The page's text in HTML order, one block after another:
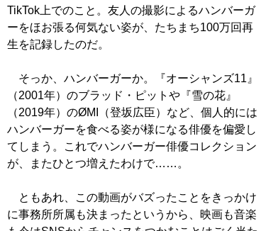
TikTok上でのこと。友人の撮影によるハンバーガ
ーをほお張る何気ない姿が、たちまち100万回再
生を記録したのだ。
そっか、ハンバーガーか。『オーシャンズ11』
（2001年）のブラッド・ピットや『雪の花』
（2019年）のØMI（登坂広臣）など、個人的には
ハンバーガーを食べる姿が様になる俳優を偏愛し
てしまう。これでハンバーガー俳優コレクション
が、またひとつ増えたわけで……。
ともあれ、この動画がバズったことをきっかけ
に事務所所属も決まったというから、映画も音楽